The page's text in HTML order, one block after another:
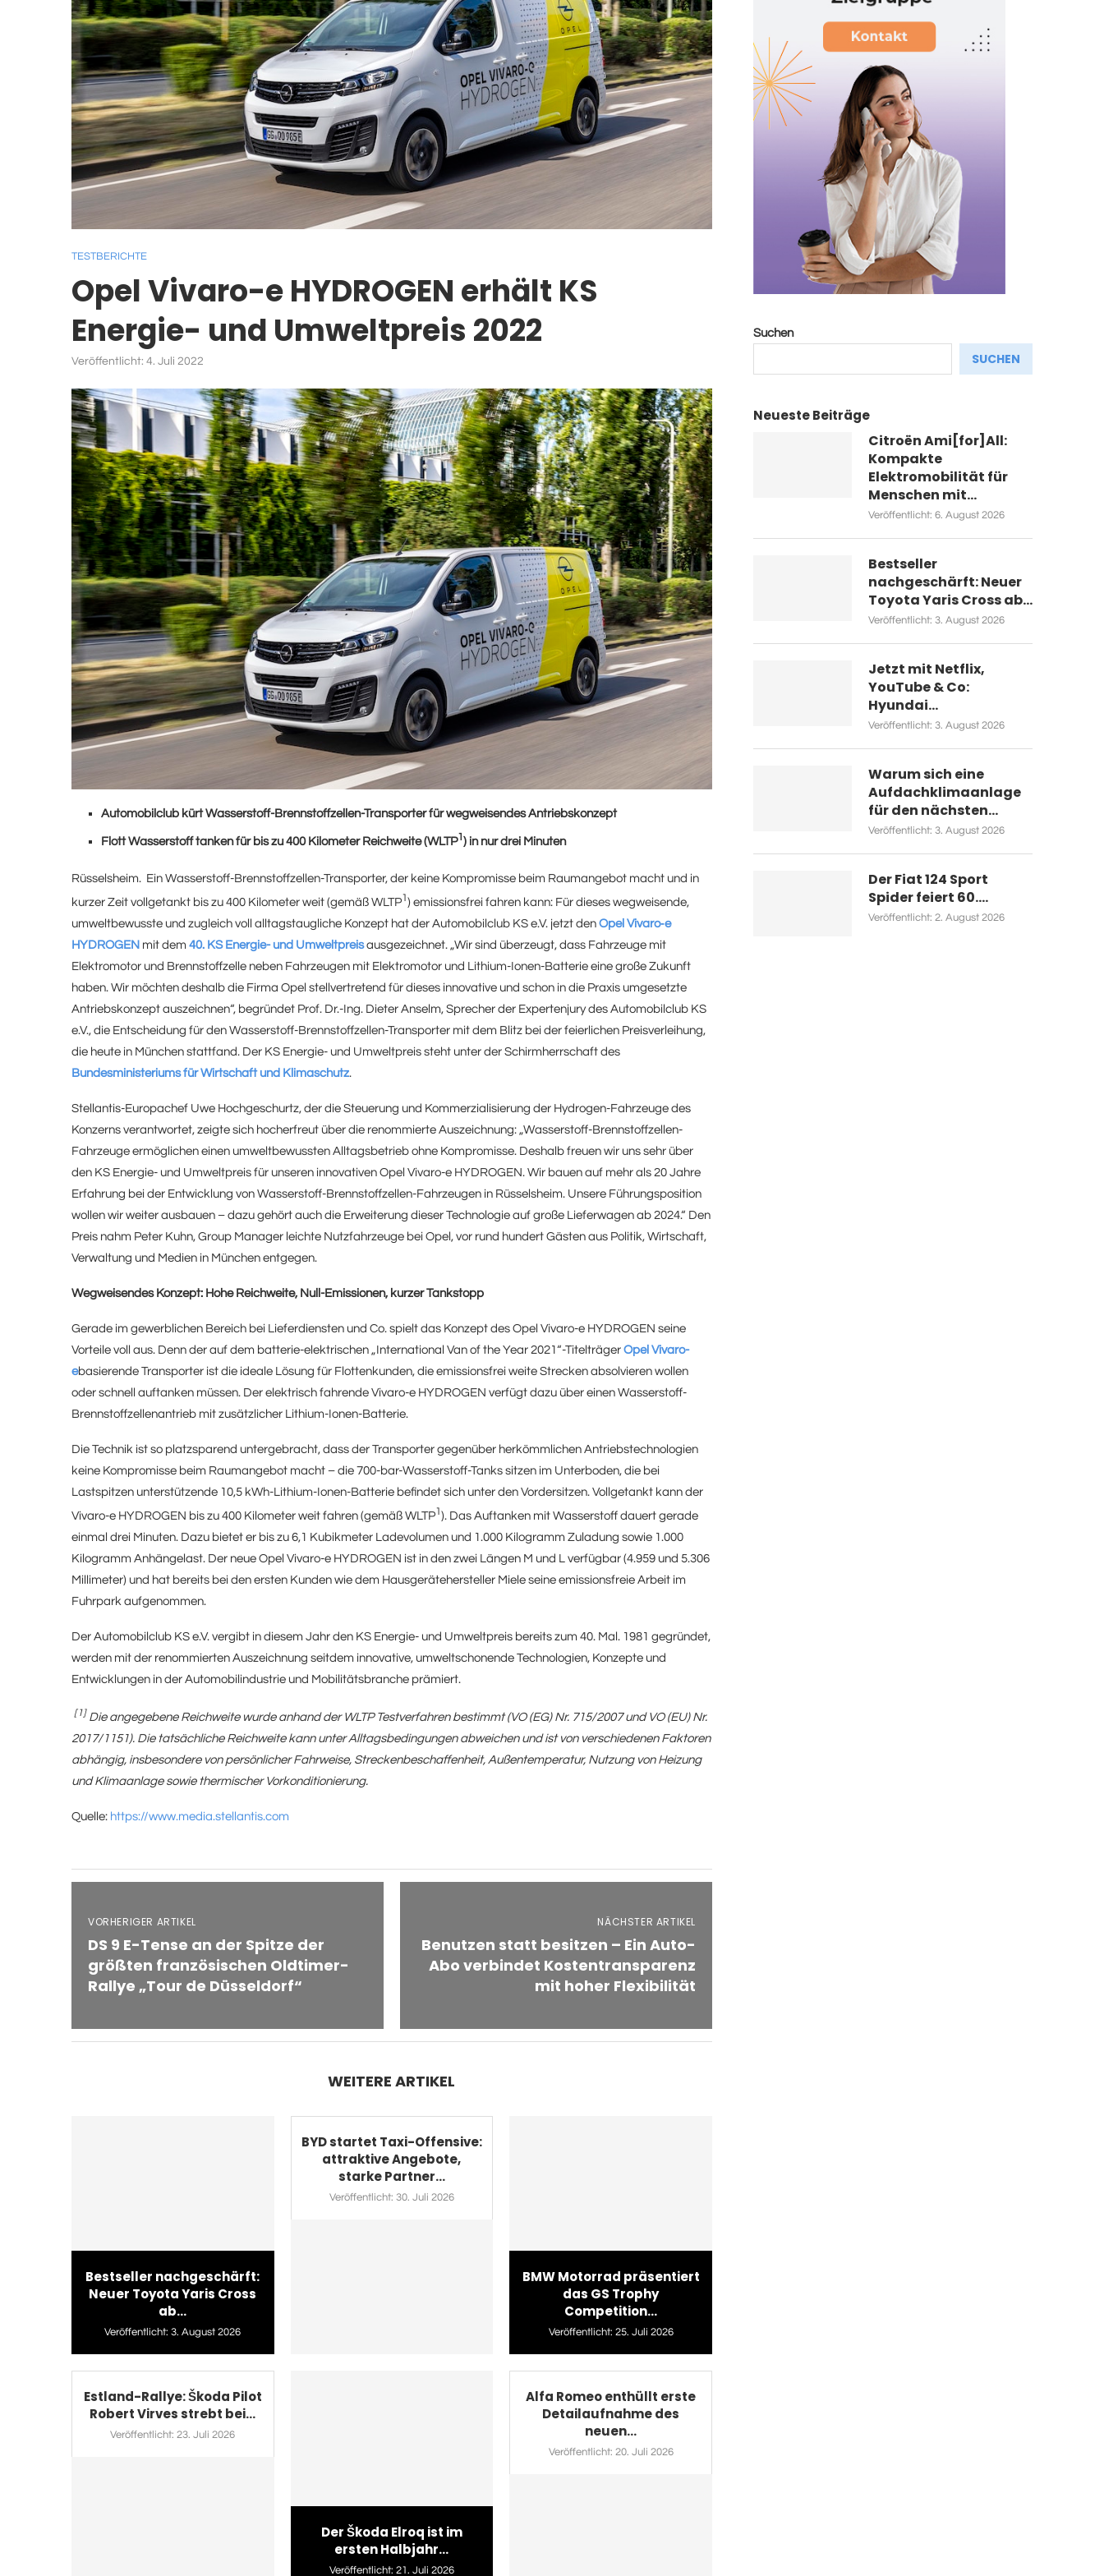
TESTBERICHTE
Opel Vivaro-e HYDROGEN erhält KS
Energie- und Umweltpreis 2022
Veröffentlicht: 4. Juli 2022
Automobilclub kürt Wasserstoff-Brennstoffzellen-Transporter für wegweisendes Antriebskonzept
Flott Wasserstoff tanken für bis zu 400 Kilometer Reichweite (WLTP1 ) in nur drei Minuten
Rüsselsheim. Ein Wasserstoff-Brennstoffzellen-Transporter, der keine Kompromisse beim Raumangebot macht und in
kurzer Zeit vollgetankt bis zu 400 Kilometer weit (gemäß WLTP1) emissionsfrei fahren kann: Für dieses wegweisende,
umweltbewusste und zugleich voll alltagstaugliche Konzept hat der Automobilclub KS e.V. jetzt den Opel Vivaro‑e
HYDROGEN mit dem 40. KS Energie- und Umweltpreisausgezeichnet. „Wir sind überzeugt, dass Fahrzeuge mit
Elektromotor und Brennstoffzelle neben Fahrzeugen mit Elektromotor und Lithium-Ionen-Batterie eine große Zukunft
haben. Wir möchten deshalb die Firma Opel stellvertretend für dieses innovative und schon in die Praxis umgesetzte
Antriebskonzept auszeichnen“, begründet Prof. Dr.-Ing. Dieter Anselm, Sprecher der Expertenjury des Automobilclub KS
e.V., die Entscheidung für den Wasserstoff-Brennstoffzellen-Transporter mit dem Blitz bei der feierlichen Preisverleihung,
die heute in München stattfand. Der KS Energie- und Umweltpreis steht unter der Schirmherrschaft des
Bundesministeriums für Wirtschaft und Klimaschutz.
Stellantis-Europachef Uwe Hochgeschurtz, der die Steuerung und Kommerzialisierung der Hydrogen-Fahrzeuge des
Konzerns verantwortet, zeigte sich hocherfreut über die renommierte Auszeichnung: „Wasserstoff-Brennstoffzellen-
Fahrzeuge ermöglichen einen umweltbewussten Alltagsbetrieb ohne Kompromisse. Deshalb freuen wir uns sehr über
den KS Energie- und Umweltpreis für unseren innovativen Opel Vivaro-e HYDROGEN. Wir bauen auf mehr als 20 Jahre
Erfahrung bei der Entwicklung von Wasserstoff-Brennstoffzellen-Fahrzeugen in Rüsselsheim. Unsere Führungsposition
wollen wir weiter ausbauen – dazu gehört auch die Erweiterung dieser Technologie auf große Lieferwagen ab 2024.“ Den
Preis nahm Peter Kuhn, Group Manager leichte Nutzfahrzeuge bei Opel, vor rund hundert Gästen aus Politik, Wirtschaft,
Verwaltung und Medien in München entgegen.
Wegweisendes Konzept: Hohe Reichweite, Null-Emissionen, kurzer Tankstopp
Gerade im gewerblichen Bereich bei Lieferdiensten und Co. spielt das Konzept des Opel Vivaro-e HYDROGEN seine
Vorteile voll aus. Denn der auf dem batterie-elektrischen „International Van of the Year 2021“-Titelträger Opel Vivaro-
ebasierende Transporter ist die ideale Lösung für Flottenkunden, die emissionsfrei weite Strecken absolvieren wollen
oder schnell auftanken müssen. Der elektrisch fahrende Vivaro-e HYDROGEN verfügt dazu über einen Wasserstoff-
Brennstoffzellenantrieb mit zusätzlicher Lithium-Ionen-Batterie.
Die Technik ist so platzsparend untergebracht, dass der Transporter gegenüber herkömmlichen Antriebstechnologien
keine Kompromisse beim Raumangebot macht – die 700-bar-Wasserstoff-Tanks sitzen im Unterboden, die bei
Lastspitzen unterstützende 10,5 kWh-Lithium-Ionen-Batterie befindet sich unter den Vordersitzen. Vollgetankt kann der
Vivaro-e HYDROGEN bis zu 400 Kilometer weit fahren (gemäß WLTP1). Das Auftanken mit Wasserstoff dauert gerade
einmal drei Minuten. Dazu bietet er bis zu 6,1 Kubikmeter Ladevolumen und 1.000 Kilogramm Zuladung sowie 1.000
Kilogramm Anhängelast. Der neue Opel Vivaro-e HYDROGEN ist in den zwei Längen M und L verfügbar (4.959 und 5.306
Millimeter) und hat bereits bei den ersten Kunden wie dem Hausgerätehersteller Miele seine emissionsfreie Arbeit im
Fuhrpark aufgenommen.
Der Automobilclub KS e.V. vergibt in diesem Jahr den KS Energie- und Umweltpreis bereits zum 40. Mal. 1981 gegründet,
werden mit der renommierten Auszeichnung seitdem innovative, umweltschonende Technologien, Konzepte und
Entwicklungen in der Automobilindustrie und Mobilitätsbranche prämiert.
[1] Die angegebene Reichweite wurde anhand der WLTP Testverfahren bestimmt (VO (EG) Nr. 715/2007 und VO (EU) Nr.
2017/1151). Die tatsächliche Reichweite kann unter Alltagsbedingungen abweichen und ist von verschiedenen Faktoren
abhängig, insbesondere von persönlicher Fahrweise, Streckenbeschaffenheit, Außentemperatur, Nutzung von Heizung
und Klimaanlage sowie thermischer Vorkonditionierung.
Quelle: https://www.media.stellantis.com
VORHERIGER ARTIKEL
DS 9 E-Tense an der Spitze der
größten französischen Oldtimer-
Rallye „Tour de Düsseldorf“
NÄCHSTER ARTIKEL
Benutzen statt besitzen – Ein Auto-
Abo verbindet Kostentransparenz
mit hoher Flexibilität
WEITERE ARTIKEL
Bestseller nachgeschärft:
Neuer Toyota Yaris Cross
ab...
Veröffentlicht: 3. August 2026
BYD startet Taxi-Offensive:
attraktive Angebote,
starke Partner...
Veröffentlicht: 30. Juli 2026
BMW Motorrad präsentiert
das GS Trophy
Competition...
Veröffentlicht: 25. Juli 2026
Estland-Rallye: Škoda Pilot
Robert Virves strebt bei...
Veröffentlicht: 23. Juli 2026
Der Škoda Elroq ist im
ersten Halbjahr...
Veröffentlicht: 21. Juli 2026
Alfa Romeo enthüllt erste
Detailaufnahme des
neuen...
Veröffentlicht: 20. Juli 2026
Suchen
SUCHEN
Neueste Beiträge
Citroën Ami[for]All:
Kompakte
Elektromobilität für
Menschen mit...
Veröffentlicht: 6. August 2026
Bestseller
nachgeschärft: Neuer
Toyota Yaris Cross ab...
Veröffentlicht: 3. August 2026
Jetzt mit Netflix,
YouTube & Co:
Hyundai...
Veröffentlicht: 3. August 2026
Warum sich eine
Aufdachklimaanlage
für den nächsten...
Veröffentlicht: 3. August 2026
Der Fiat 124 Sport
Spider feiert 60....
Veröffentlicht: 2. August 2026